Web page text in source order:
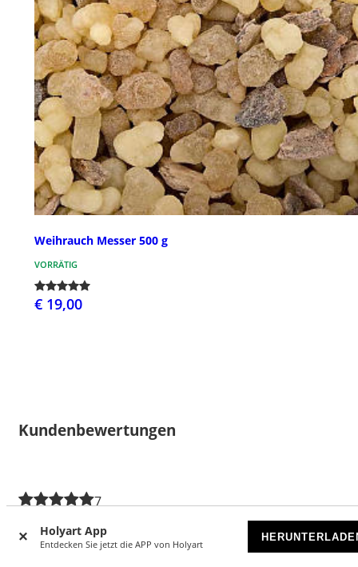
Holyart App
Entdecken Sie jetzt die APP von Holyart
Weihrauch Messer 500 g
VORRÄTIG
€ 19,00
Kundenbewertungen
7
5 Sterne